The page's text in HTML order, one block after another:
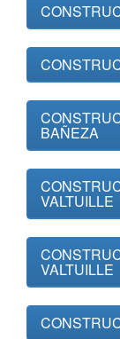
BAÑEZA
VALTUILLE
VALTUILLE